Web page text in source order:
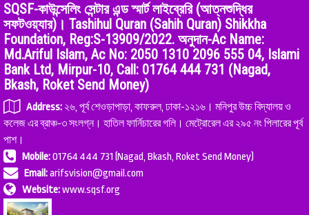
SQSF-কাউন্সেলিং সেন্টার এন্ড স্মার্ট লাইব্রেরি (আত্নশুদ্ধির
সফটওয়্যার)। Tashihul Quran (Sahih Quran) Shikkha
Foundation, Reg:S-13909/2022. অনুদান-Ac Name:
Md.Ariful Islam, Ac No: 2050 1310 2096 555 04, Islami
Bank Ltd, Mirpur-10, Call: 01764 444 731 (Nagad,
Bkash, Roket Send Money)
Address: ২৬, পূর্ব শেওড়াপাড়া, কাফরুল, ঢাকা-১২১৬। মনিপুর উচ্চ বিদ্যালয় ও
কলেজ এর ব্রাঞ্চ-৩ সংলগ্ন। হাতিল ফার্নিচারের গলি। মেট্রোরেল এর ২৯৫ নং পিলারের পূর্ব
পাশ।
Mobile:01764 444 731 (Nagad, Bkash, Roket Send Money)
Email:arifsvision@gmail.com
Website:www.sqsf.org